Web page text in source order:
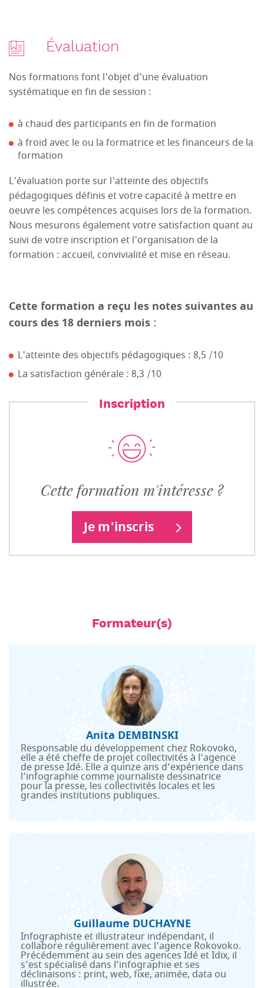
Évaluation
Nos formations font l'objet d'une évaluation
systématique en fin de session :
à chaud des participants en fin de formation
à froid avec le ou la formatrice et les financeurs de la
formation
L'évaluation porte sur l'atteinte des objectifs
pédagogiques définis et votre capacité à mettre en
oeuvre les compétences acquises lors de la formation.
Nous mesurons également votre satisfaction quant au
suivi de votre inscription et l'organisation de la
formation : accueil, convivialité et mise en réseau.
Cette formation a reçu les notes suivantes au
cours des 18 derniers mois :
L'atteinte des objectifs pédagogiques : 8,5 /10
La satisfaction générale : 8,3 /10
Inscription
Cette formation m'intéresse ?
Je m'inscris
Formateur(s)
Anita DEMBINSKI
Responsable du développement chez Rokovoko,
elle a été cheffe de projet collectivités à l’agence
de presse Idé. Elle a quinze ans d’expérience dans
l’infographie comme journaliste dessinatrice
pour la presse, les collectivités locales et les
grandes institutions publiques.
Guillaume DUCHAYNE
Infographiste et illustrateur indépendant, il
collabore régulièrement avec l’agence Rokovoko.
Précédemment au sein des agences Idé et Idix, il
s’est spécialisé dans l’infographie et ses
déclinaisons : print, web, fixe, animée, data ou
illustrée.